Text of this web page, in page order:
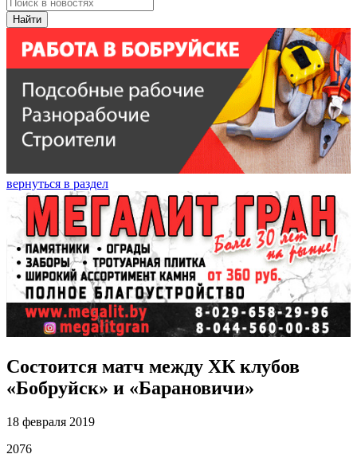
Найти
вернуться в раздел
Состоится матч между ХК клубов
«Бобруйск» и «Барановичи»
18 февраля 2019
2076